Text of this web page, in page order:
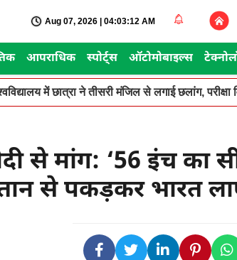
Aug 07, 2026 | 04:03:12 AM
आपराधिक स्पोर्ट्स ऑटोमोबाइल्स
में छात्रा ने तीसरी मंजिल से लगाई छलांग,
से मांग: ‘56 इंच का
से पकड़कर भारत